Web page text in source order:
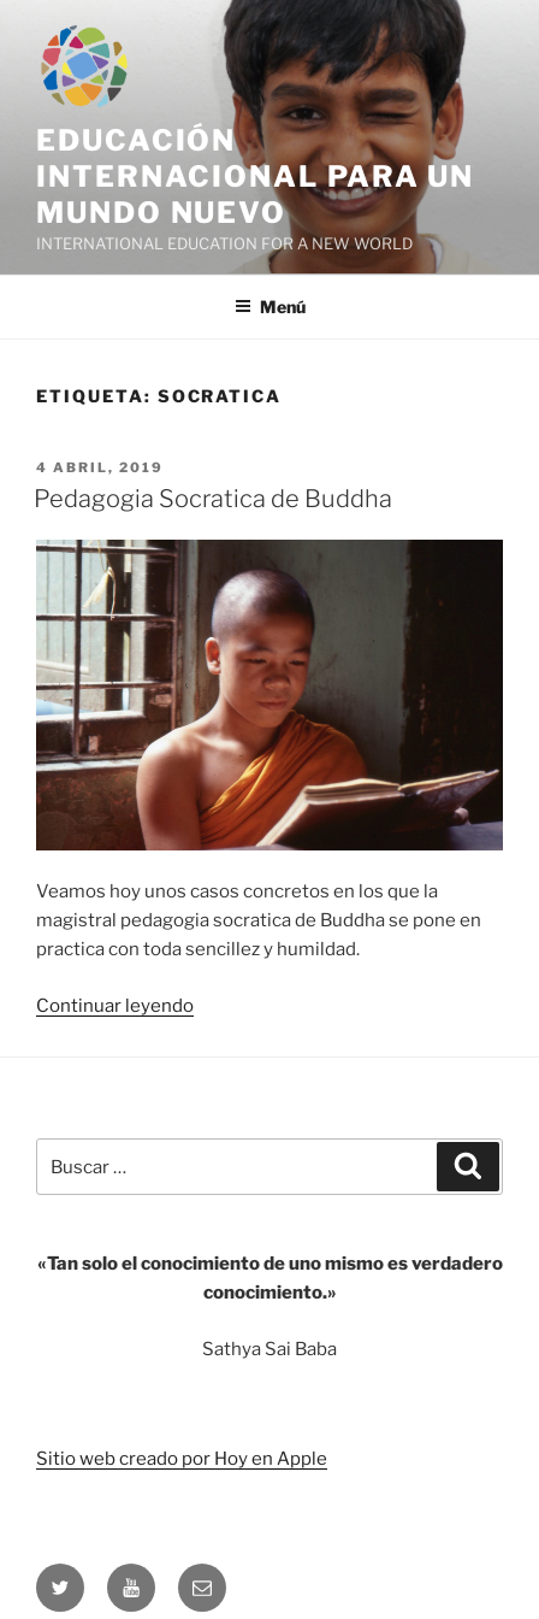
contenido
EDUCACIÓN
INTERNACIONAL PARA UN
MUNDO NUEVO
INTERNATIONAL EDUCATION FOR A NEW WORLD
Menú
ETIQUETA: SOCRATICA
PUBLICADO
EL
4 ABRIL, 2019
Pedagogia Socratica de Buddha
Veamos hoy unos casos concretos en los que la
magistral pedagogia socratica de Buddha se pone en
practica con toda sencillez y humildad.
Continuar leyendo«Pedagogia
por:
«Tan solo el conocimiento de uno mismo es verdadero
conocimiento.»
Sathya Sai Baba
Sitio web creado por Hoy en Apple
Twitter YoutubeCorreo
electrónico